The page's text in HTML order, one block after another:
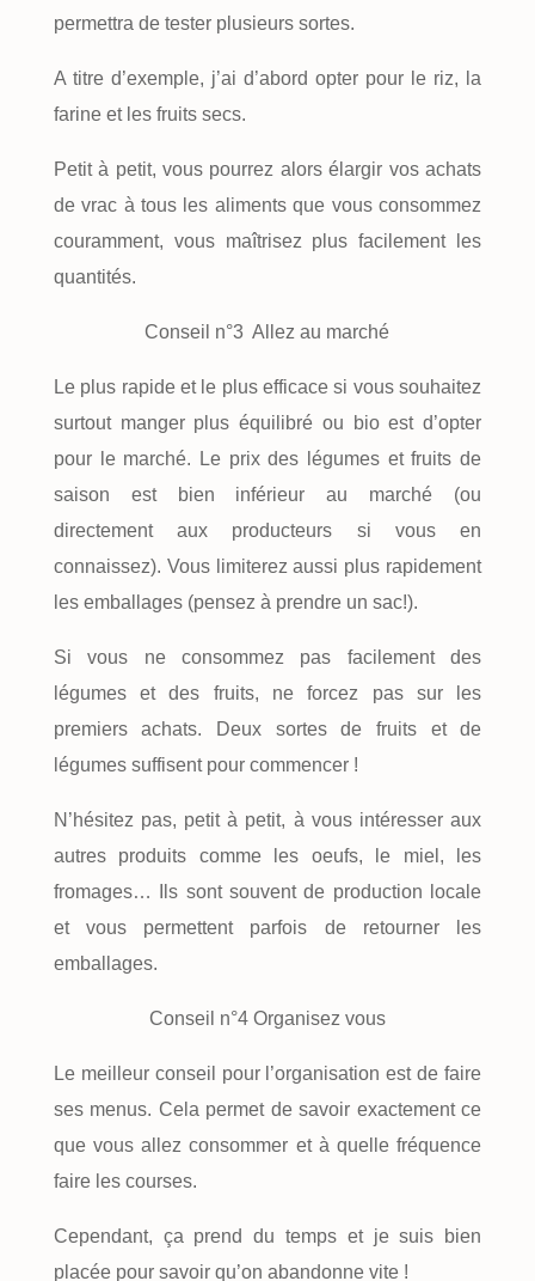
permettra de tester plusieurs sortes.
A titre d’exemple, j’ai d’abord opter pour le riz, la
farine et les fruits secs.
Petit à petit, vous pourrez alors élargir vos achats
de vrac à tous les aliments que vous consommez
couramment, vous maîtrisez plus facilement les
quantités.
Conseil n°3 Allez au marché
Le plus rapide et le plus efficace si vous souhaitez
surtout manger plus équilibré ou bio est d’opter
pour le marché. Le prix des légumes et fruits de
saison est bien inférieur au marché (ou
directement aux producteurs si vous en
connaissez). Vous limiterez aussi plus rapidement
les emballages (pensez à prendre un sac!).
Si vous ne consommez pas facilement des
légumes et des fruits, ne forcez pas sur les
premiers achats. Deux sortes de fruits et de
légumes suffisent pour commencer !
N’hésitez pas, petit à petit, à vous intéresser aux
autres produits comme les oeufs, le miel, les
fromages… Ils sont souvent de production locale
et vous permettent parfois de retourner les
emballages.
Conseil n°4 Organisez vous
Le meilleur conseil pour l’organisation est de faire
ses menus. Cela permet de savoir exactement ce
que vous allez consommer et à quelle fréquence
faire les courses.
Cependant, ça prend du temps et je suis bien
placée pour savoir qu’on abandonne vite !